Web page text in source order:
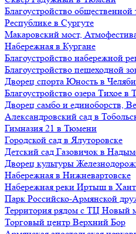
Благоустройство
Республике в Сургуте
Макаровский мост,
Набережная в Кургане
Благоустройство набережной
Благоустройство
Дворец спорта Юность в
Благоустройство озера Тихое
Дворец самбо и единоборств,
Александровский сад в
Гимназия 21 в Тюмени
Городской сад в Ялуторовске
Детский сад Газовичок в
Дворец культуры
Набережная в Нижневартовске
Набережная реки Иртыш в
Парк Российско-Армянской
Территория рядом с ТЦ Новый
Торговый центр Верхний Бор